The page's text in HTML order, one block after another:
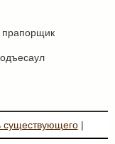
прапорщик
существующего|